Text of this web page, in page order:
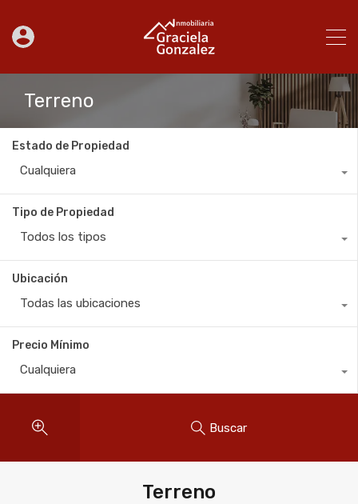
Terreno
Estado de Propiedad
Cualquiera
Tipo de Propiedad
Todos los tipos
Ubicación
Todas las ubicaciones
Precio Mínimo
Cualquiera
Buscar
Terreno